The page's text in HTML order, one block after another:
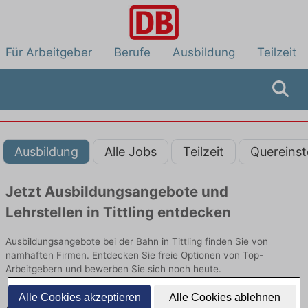
Alle Cookies akzeptieren Alle Cookies ablehnen
Für Arbeitgeber Berufe Ausbildung Teilzeit
Ausbildung Alle Jobs Teilzeit
Jetzt Ausbildungsangebote und
Lehrstellen in Tittling entdecken
Ausbildungsangebote bei der Bahn in Tittling finden Sie von
namhaften Firmen. Entdecken Sie freie Optionen von Top-
Arbeitgebern und bewerben Sie sich noch heute.